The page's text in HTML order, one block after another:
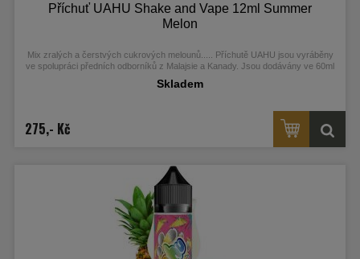
Příchuť UAHU Shake and Vape 12ml Summer
Melon
Mix zralých a čerstvých cukrových melounů....
Příchutě UAHU jsou vyráběny
ve spolupráci předních odborníků z Malajsie a Kanady. Jsou dodávány ve 60ml
Skladem
275,- Kč